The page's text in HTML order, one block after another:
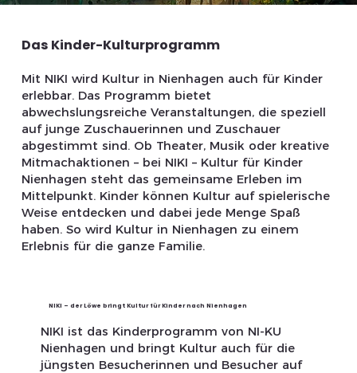
Das Kinder-Kulturprogramm
Mit NIKI wird Kultur in Nienhagen auch für Kinder
erlebbar. Das Programm bietet
abwechslungsreiche Veranstaltungen, die speziell
auf junge Zuschauerinnen und Zuschauer
abgestimmt sind. Ob Theater, Musik oder kreative
Mitmachaktionen – bei NIKI – Kultur für Kinder
Nienhagen steht das gemeinsame Erleben im
Mittelpunkt. Kinder können Kultur auf spielerische
Weise entdecken und dabei jede Menge Spaß
haben. So wird Kultur in Nienhagen zu einem
Erlebnis für die ganze Familie.
NIKI – der Löwe bringt Kultur für Kinder nach Nienhagen
NIKI ist das Kinderprogramm von NI-KU
Nienhagen und bringt Kultur auch für die
jüngsten Besucherinnen und Besucher auf